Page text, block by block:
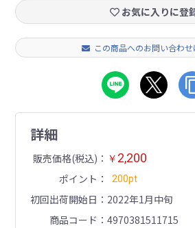
お気に入りに登
この商品へのお問い合わせ
詳細
販売価格(税込) ￥ 2,200
ポイント 200pt
初回出荷開始日
2022年1月中旬
商品コード
4970381511715